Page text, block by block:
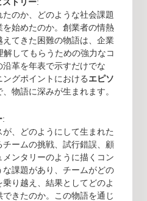
のか、どのような社会課題
始めたのか。創業者の情熱
てきた困難の物語は、企業
してもらうための強力なコ
革を年表で示すだけでな
グポイントにおけるエピソ
物語に深みが生まれます。
:
、どのようにして生まれた
ームの挑戦、試行錯誤、顧
ンタリーのように描くコン
課題があり、チームがどの
り越え、結果としてどのよ
きたのか。この物語を通じ